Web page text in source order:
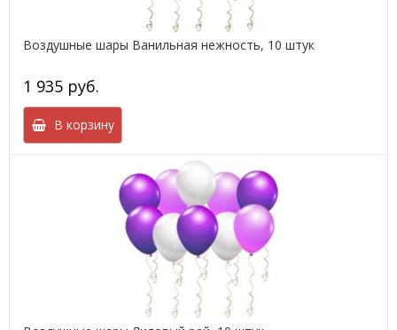
Воздушные шары Ванильная нежность, 10 штук
1 935 руб.
В корзину